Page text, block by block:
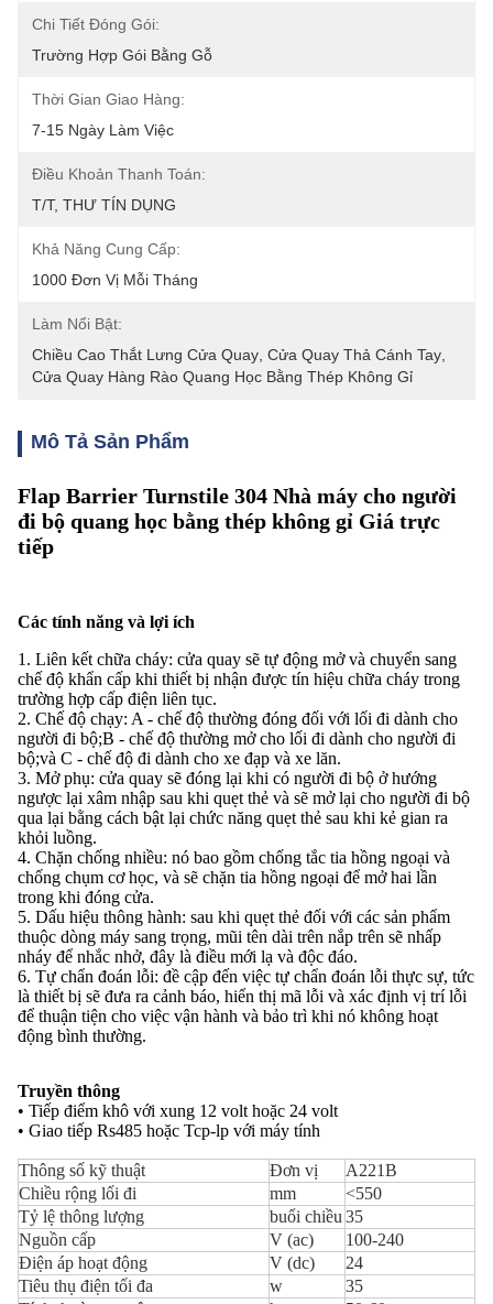
Chi Tiết Đóng Gói:
Trường Hợp Gói Bằng Gỗ
Thời Gian Giao Hàng:
7-15 Ngày Làm Việc
Điều Khoản Thanh Toán:
T/T, THƯ TÍN DỤNG
Khả Năng Cung Cấp:
1000 Đơn Vị Mỗi Tháng
Làm Nổi Bật:
Chiều Cao Thắt Lưng Cửa Quay Cửa Quay Thả Cánh Tay
Cửa Quay Hàng Rào Quang Học Bằng Thép Không Gỉ
Mô Tả Sản Phẩm
Flap Barrier Turnstile 304 Nhà máy cho người
đi bộ quang học bằng thép không gỉ Giá trực
tiếp
Các tính năng và lợi ích
1. Liên kết chữa cháy: cửa quay sẽ tự động mở và chuyển sang
chế độ khẩn cấp khi thiết bị nhận được tín hiệu chữa cháy trong
trường hợp cấp điện liên tục.
2. Chế độ chạy: A - chế độ thường đóng đối với lối đi dành cho
người đi bộ;B - chế độ thường mở cho lối đi dành cho người đi
bộ;và C - chế độ đi dành cho xe đạp và xe lăn.
3. Mở phụ: cửa quay sẽ đóng lại khi có người đi bộ ở hướng
ngược lại xâm nhập sau khi quẹt thẻ và sẽ mở lại cho người đi bộ
qua lại bằng cách bật lại chức năng quẹt thẻ sau khi kẻ gian ra
khỏi luồng.
4. Chặn chống nhiều: nó bao gồm chống tắc tia hồng ngoại và
chống chụm cơ học, và sẽ chặn tia hồng ngoại để mở hai lần
trong khi đóng cửa.
5. Dấu hiệu thông hành: sau khi quẹt thẻ đối với các sản phẩm
thuộc dòng máy sang trọng, mũi tên dài trên nắp trên sẽ nhấp
nháy để nhắc nhở, đây là điều mới lạ và độc đáo.
6. Tự chẩn đoán lỗi: đề cập đến việc tự chẩn đoán lỗi thực sự, tức
là thiết bị sẽ đưa ra cảnh báo, hiển thị mã lỗi và xác định vị trí lỗi
để thuận tiện cho việc vận hành và bảo trì khi nó không hoạt
động bình thường.
Truyền thông
• Tiếp điểm khô với xung 12 volt hoặc 24 volt
• Giao tiếp Rs485 hoặc Tcp-lp với máy tính
Thông số kỹ thuật Đơn vị
A221B
Chiều rộng lối đi
mm
<550
Tỷ lệ thông lượng
buổi chiều 35
Nguồn cấp
V (ac)
100-240
Điện áp hoạt động
V (dc)
24
Tiêu thụ điện tối đa
w
35